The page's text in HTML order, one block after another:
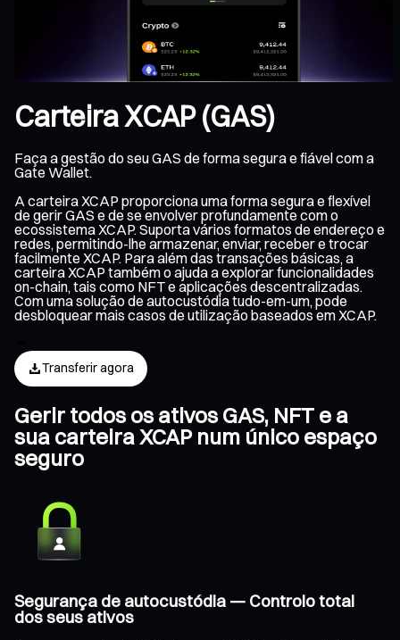
Carteira XCAP (GAS)
Faça a gestão do seu GAS de forma segura e fiável com a
Gate Wallet.
A carteira XCAP proporciona uma forma segura e flexível
de gerir GAS e de se envolver profundamente com o
ecossistema XCAP. Suporta vários formatos de endereço e
redes, permitindo-lhe armazenar, enviar, receber e trocar
facilmente XCAP. Para além das transações básicas, a
carteira XCAP também o ajuda a explorar funcionalidades
on-chain, tais como NFT e aplicações descentralizadas.
Com uma solução de autocustódia tudo-em-um, pode
desbloquear mais casos de utilização baseados em XCAP.
Transferir agora
Gerir todos os ativos GAS, NFT e a
sua carteira XCAP num único espaço
seguro
Segurança de autocustódia — Controlo total
dos seus ativos